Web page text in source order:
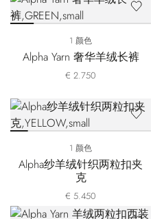
1 颜色
Alpha Yarn 奢华羊绒长裤
€ 2.750
1 颜色
Alpha纱羊绒针织两粒扣夹
克
€ 5.450